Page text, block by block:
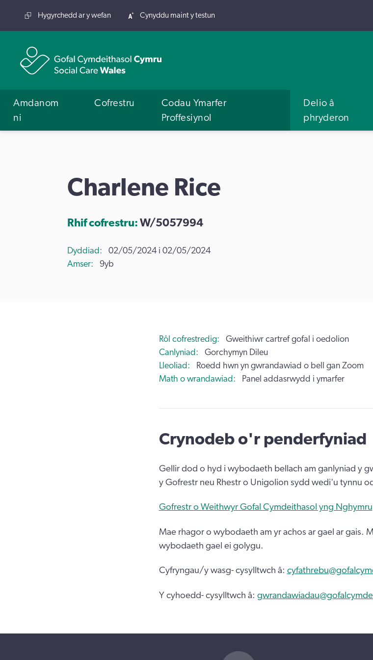
Hygyrchedd ar y wefan Cynyddu maint y testun
Amdanom
ni
Cofrestru
Codau Ymarfer
Proffesiynol
Delio â
phryderon
Charlene Rice
Rhif cofrestru: W/5057994
Dyddiad
02/05/2024 i 02/05/2024
Amser
9yb
Rôl cofrestredig
Gweithiwr cartref gofal i oedolion
Canlyniad
Gorchymyn Dileu
Lleoliad
Roedd hwn yn gwrandawiad o bell gan Zoom
Math o wrandawiad
Panel addasrwydd i ymarfer
Crynodeb o'r penderfyniad
Gellir dod o hyd i wybodaeth bellach am ganlyniad y
y Gofrestr neu Rhestr o Unigolion sydd wedi'u tynnu
Gofrestr o Weithwyr Gofal Cymdeithasol yng Nghymru
Mae rhagor o wybodaeth am yr achos ar gael ar gais.
wybodaeth gael ei golygu.
Cyfryngau/y wasg- cysylltwch â:
Y cyhoedd- cysylltwch â: